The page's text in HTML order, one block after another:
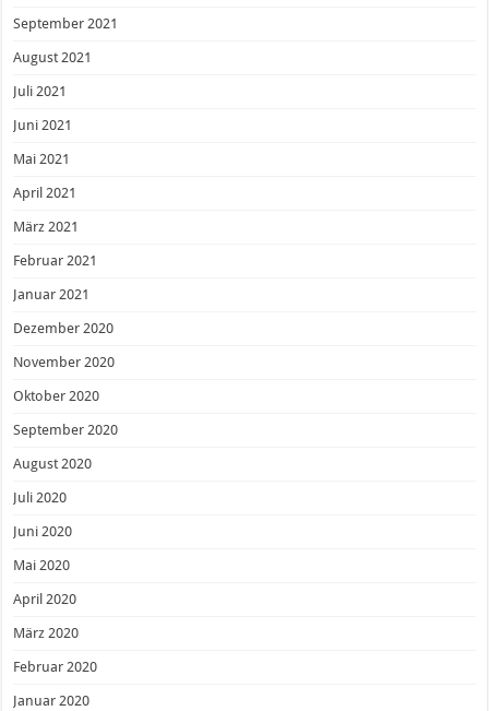
September 2021
August 2021
Juli 2021
Juni 2021
Mai 2021
April 2021
März 2021
Februar 2021
Januar 2021
Dezember 2020
November 2020
Oktober 2020
September 2020
August 2020
Juli 2020
Juni 2020
Mai 2020
April 2020
März 2020
Februar 2020
Januar 2020